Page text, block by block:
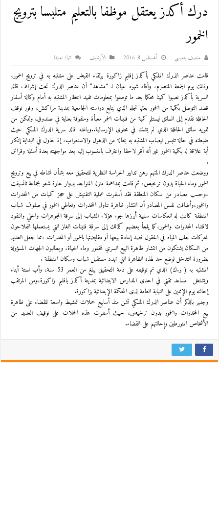
درك أكدز يعتقل موظفا بالتعليم متلبسا بترويج
الخمور
منصف بنعيسي أغسطس 8, 2016 اﻷرشيف اترك تعليقا
قامت عناصر الدرك الملكي بأكدز إقليم زاكورة بإلقاء القبض على مشتبه به في ترويج الخمور،
وذلك يوم الجمعة المنصرم، وأفاد شهود عيان لـ “مشاهد” أن عناصر الدرك تحت إشراف قائد
السرية بأكدز نصبوا كمينا محكما بعد ما توصلوا بمعلومات تفيد انتظار المشتبه به أمام وكالة أسفار
قصد التوصل بكمية من الخمور بعثها نجله الذي يتابع دراسته الجامعية بمدينة مراكش، وفور توقف
الحافلة تقدم إلى السائق ليستلم كمية من قنينات الخمر معبأة وملفوفة بعناية في صندوق، وتمكن من
تمويه سائق الحافلة الذي لم يشك في محتوى الإرسالية..وباغته قائد سرية الدرك الملكي حيث
ضبطته في حالة تلبس ليصاب المشتبه به بحالة من الذهول والاستغراب، إذ حاول في البداية إنكار
أية علاقة له بكمية الخمور غير أنه أقر لاحقا واعترف بالمنسوب إليه بعد مواجهته بعدة أسئلة وقرائن
.
ووضعت عناصر الدرك المتهم رهن تدابير الحراسة النظرية للتحقيق معه بشأن نشاطه في بيع وترويج
الخمور وماء الحياة بدون ترخيص، ثم قامت بمداهمة منزله المتواجد بدوار حارة شعو بجماعة تانسيفت
،وحسب مصادر من سكان المنطقة فقد أسفرت عملية التفتيش على حجز كميات من المخدرات
والخمور،وأضافت نفس المصادر أن انتشار ظاهرة تناول المخدرات وتعاطي الخمور في صفوف شباب
المنطقة كانت له انعكاسات سلبية أبرزها لجوء هؤلاء الشباب إلى سرقة المجوهرات والحلي والنقود
لاقتناء المخدرات والخمور،كما يلجأ بعضهم كذلك إلى سرقة قنينات الغاز التي يستعملها الفلاحون
لمحركات جلب المياه في الحقول قصد إعادة بيعها أو مقايضتها بالخمور أو المخدرات ،مما جعل العديد
من السكان يشتكون من انتشار ظاهرة البيع السري للخمور وماء الحياة، ويطالبون الجهات المسؤولة
بضرورة التدخل لوضع حد لهذه الظاهرة التي تهدد مستقبل شباب وسكان المنطقة .
المشتبه به ( ر.ك) الذي تم توقيفه على ذمة التحقيق يبلغ من العمر 53 سنة، وأب لستة أبناء
ويشتغل مساعد تقني في احدى المدارس الابتدائية بمدينة أكدز باقليم زاكورة،ومن المرتقب
إحالته يوم الإثنين على النيابة العامة لدى المحكمة الإبتدائية بزاكورة.
وجدير بالذكر أن عناصر الدرك الملكي تشن منذ أسابيع حملات تمشيط واسعة للقضاء على ظاهرة
بيع المخدرات والخمور بدون ترخيص، حيث أسفرت هذه الحملات على توقيف العديد من
الأشخاص المتورطين وإحالتهم على القضاء.